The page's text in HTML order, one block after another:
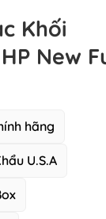
Khối
New
hãng
U.S.A